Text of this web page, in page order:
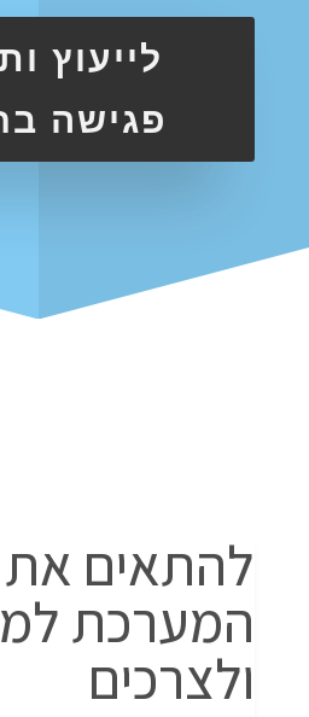
לייעוץ
פגישה
להתאים את
המערכת
ולצרכים